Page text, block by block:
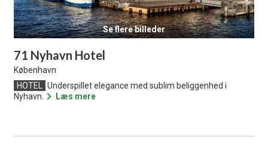
71 Nyhavn Hotel
København
HOTEL
Underspillet elegance med sublim beliggenhed i
Nyhavn.
Læs mere
Se flere billeder